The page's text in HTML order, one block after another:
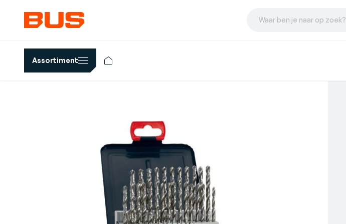
Waar ben je naar op zoek?
Assortiment